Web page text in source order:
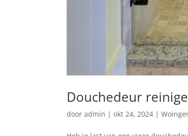
Douchedeur
dooradmin |okt 24, 2024 |